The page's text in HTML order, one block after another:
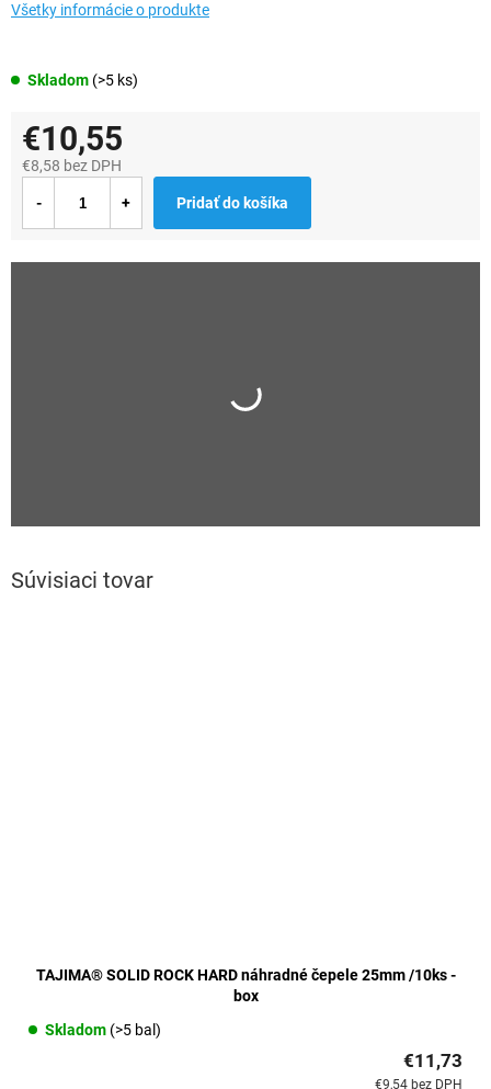
Skladom (>5 ks)
Všetky informácie o produkte
€10,55
€8,58 bez DPH
cena:
Pridať do košíka
Súvisiaci tovar
TAJIMA® SOLID ROCK HARD náhradné čepele 25mm /10ks -
box
Skladom (>5 bal)
€9,54 bez DPH
€11,73